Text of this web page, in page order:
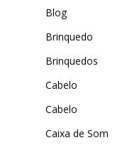
Blog
Brinquedo
Brinquedos
Cabelo
Cabelo
Caixa de Som